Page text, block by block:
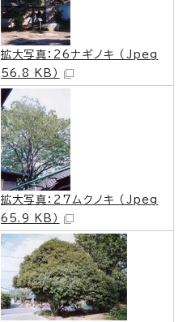
拡大写真：26ナギノキ （Jpeg
56.8 KB）
拡大写真：27ムクノキ （Jpeg
65.9 KB）